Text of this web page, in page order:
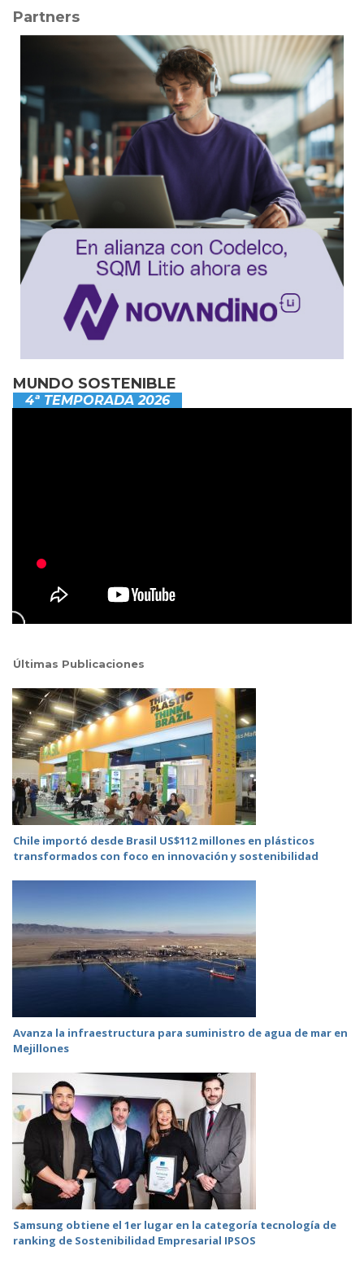
Partners
MUNDO SOSTENIBLE
4ª TEMPORADA 2026
Últimas Publicaciones
Chile importó desde Brasil US$112 millones en plásticos
transformados con foco en innovación y sostenibilidad
Avanza la infraestructura para suministro de agua de mar en
Mejillones
Samsung obtiene el 1er lugar en la categoría tecnología de
ranking de Sostenibilidad Empresarial IPSOS